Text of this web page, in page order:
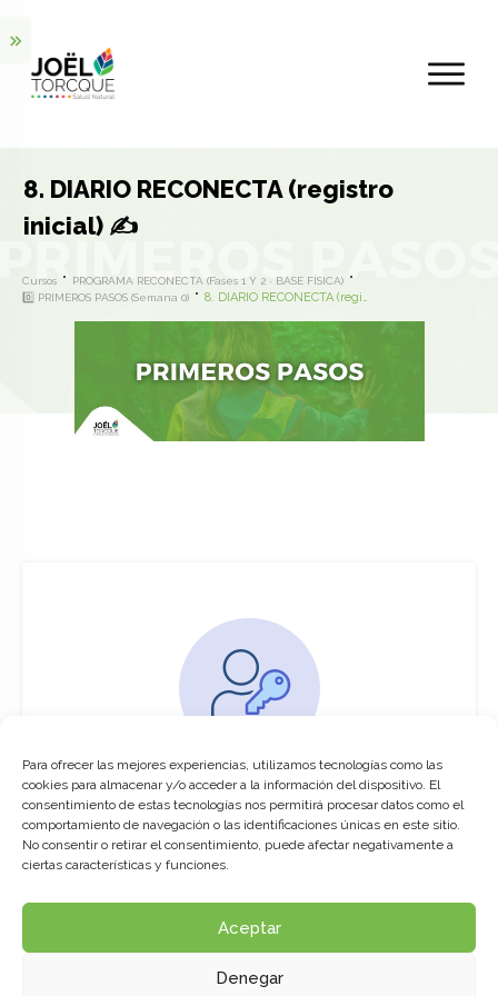
Para ofrecer las mejores experiencias, utilizamos tecnologías como las
cookies para almacenar y/o acceder a la información del dispositivo. El
consentimiento de estas tecnologías nos permitirá procesar datos como el
comportamiento de navegación o las identificaciones únicas en este sitio.
No consentir o retirar el consentimiento, puede afectar negativamente a
ciertas características y funciones.
Aceptar
Denegar
8. DIARIO RECONECTA (registro
inicial) ✍️
Cursos
PROGRAMA RECONECTA (Fases 1 Y 2 · BASE FÍSICA)
0️⃣ PRIMEROS PASOS (semana 0)
8. DIARIO RECONECTA (registro inicial) ✍️
You must be logged in to access this
course
This course is only available for registered
Click here to login